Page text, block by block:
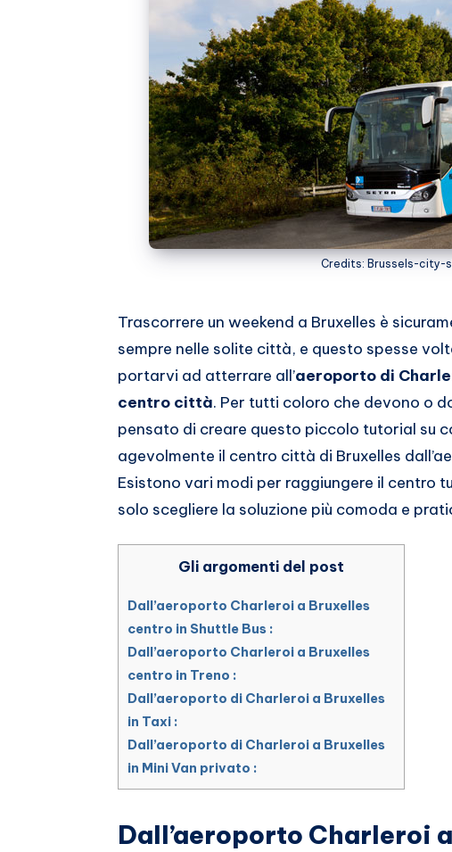
Credits: Brussels-city-
Trascorrere un weekend a Bruxelles è
sempre nelle solite città, e questo spesse
portarvi ad atterrare all’aeroporto di
centro città. Per tutti coloro che devono o
pensato di creare questo piccolo tutorial su
agevolmente il centro città di Bruxelles
Esistono vari modi per raggiungere il centro
solo scegliere la soluzione più comoda e
Gli argomenti del post
Dall’aeroporto Charleroi a Bruxelles
centro in Shuttle Bus :
Dall’aeroporto Charleroi a Bruxelles
centro in Treno :
Dall’aeroporto di Charleroi a Bruxelles
in Taxi :
Dall’aeroporto di Charleroi a Bruxelles
in Mini Van privato :
Dall’aeroporto Charleroi